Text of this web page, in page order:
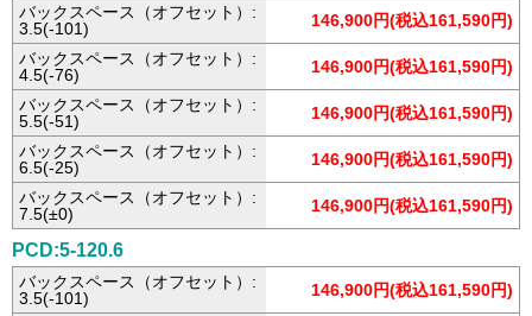
バックスペース（オフセット）:
3.5(-101)
146,900円(税込161,590円)
バックスペース（オフセット）:
4.5(-76)
146,900円(税込161,590円)
バックスペース（オフセット）:
5.5(-51)
146,900円(税込161,590円)
バックスペース（オフセット）:
6.5(-25)
146,900円(税込161,590円)
バックスペース（オフセット）:
7.5(±0)
146,900円(税込161,590円)
PCD:5-120.6
バックスペース（オフセット）:
3.5(-101)
146,900円(税込161,590円)